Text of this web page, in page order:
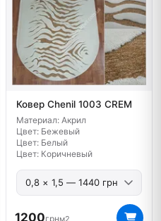
Ковер Chenil 1003 CREM
Материал: Акрил
Цвет: Бежевый
Цвет: Белый
Цвет: Коричневый
1200грнм2